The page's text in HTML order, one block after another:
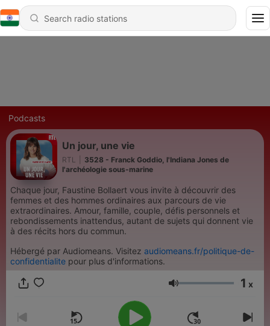
Podcasts
Un jour, une vie
RTL
3528 - Franck Goddio, l'Indiana Jones de
l'archéologie sous-marine
Chaque jour, Faustine Bollaert vous invite à découvrir des
femmes et des hommes ordinaires aux parcours de vie
extraordinaires. Amour, famille, couple, défis personnels et
rebondissements inattendus, autant de sujets qui donnent vie
à des récits hors du commun.
Hébergé par Audiomeans. Visitez audiomeans.fr/politique-de-
confidentialite pour plus d'informations.
Volume 1 x